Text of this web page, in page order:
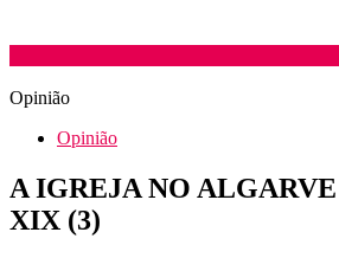
Opinião
Opinião
A IGREJA NO
XIX (3)